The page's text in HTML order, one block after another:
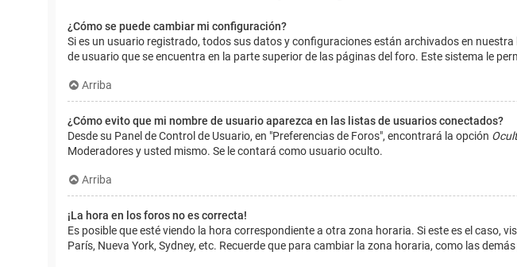
¿Cómo se puede cambiar mi configuración?
Si es un usuario registrado, todos sus datos y configuraciones están archivados en
de usuario que se encuentra en la parte superior de las páginas del foro. Este sistema le
Arriba
¿Cómo evito que mi nombre de usuario aparezca en las listas de usuarios conectados?
Desde su Panel de Control de Usuario, en "Preferencias de Foros", encontrará la opción
Moderadores y usted mismo. Se le contará como usuario oculto.
Arriba
¡La hora en los foros no es correcta!
Es posible que esté viendo la hora correspondiente a otra zona horaria. Si este es el caso,
París, Nueva York, Sydney, etc. Recuerde que para cambiar la zona horaria, como las